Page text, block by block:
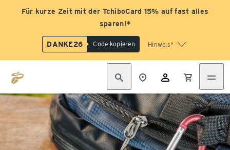
Für kurze Zeit mit der TchiboCard 15% auf fast alles
sparen!*
DANKE26 Code kopieren Hinweis*